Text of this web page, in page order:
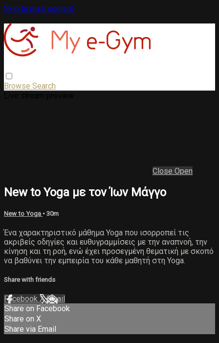
Skip to main content
Browse Search
Close Open
New to Yoga με τον Ίων Μάγγο
New to Yoga • 30m
Ένα χαρακτηριστικό μάθημα Yoga που ισορροπεί τις
ακριβείς οδηγίες και ευθυγραμμίσεις με την αναπνοή, την
κίνηση και τη ροή, ενώ έχει προσεγμένη θεματική με σκοπό
να βαθύνει την εμπειρία του κάθε μαθητή στη Yoga.
Share with friends
Facebook XEmail
Share on Facebook
Share on X
Share via Email